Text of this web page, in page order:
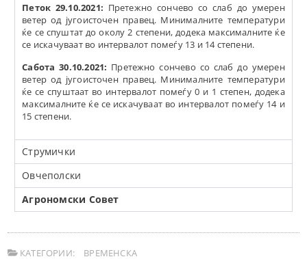
Петок 29.10.2021: Претежно сончево со слаб до умерен
ветер од југоисточен правец. Минималните температури
ќе се спуштат до околу 2 степени, додека максималните ќе
се искачуваат во интервалот помеѓу 13 и 14 степени.
Сабота 30.10.2021: Претежно сончево со слаб до умерен
ветер од југоисточен правец. Минималните температури
ќе се спуштаат во интервалот помеѓу 0 и 1 степен, додека
максималните ќе се искачуваат во интервалот помеѓу 14 и
15 степени.
Струмички
Овчеполски
Агрономски Совет
КАТЕГОРИИ:
ВРЕМЕНСКА